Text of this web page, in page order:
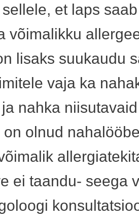
et laps
võimalikku
lisaks suukaudu
vaja ka
nahka
on olnud
ei taandu- seega